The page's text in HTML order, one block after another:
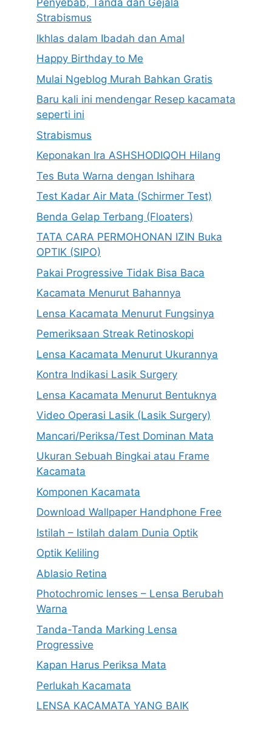
Penyebab, Tanda dan Gejala
Strabismus
Ikhlas dalam Ibadah dan Amal
Happy Birthday to Me
Mulai Ngeblog Murah Bahkan Gratis
Baru kali ini mendengar Resep kacamata
seperti ini
Strabismus
Keponakan Ira ASHSHODIQOH Hilang
Tes Buta Warna dengan Ishihara
Test Kadar Air Mata (Schirmer Test)
Benda Gelap Terbang (Floaters)
TATA CARA PERMOHONAN IZIN Buka
OPTIK (SIPO)
Pakai Progressive Tidak Bisa Baca
Kacamata Menurut Bahannya
Lensa Kacamata Menurut Fungsinya
Pemeriksaan Streak Retinoskopi
Lensa Kacamata Menurut Ukurannya
Kontra Indikasi Lasik Surgery
Lensa Kacamata Menurut Bentuknya
Video Operasi Lasik (Lasik Surgery)
Mancari/Periksa/Test Dominan Mata
Ukuran Sebuah Bingkai atau Frame
Kacamata
Komponen Kacamata
Download Wallpaper Handphone Free
Istilah – Istilah dalam Dunia Optik
Optik Keliling
Ablasio Retina
Photochromic lenses – Lensa Berubah
Warna
Tanda-Tanda Marking Lensa
Progressive
Kapan Harus Periksa Mata
Perlukah Kacamata
LENSA KACAMATA YANG BAIK